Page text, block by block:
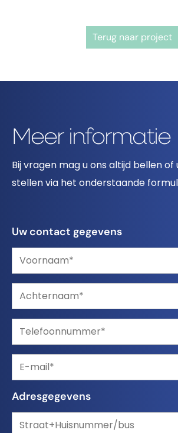
Terug naar project
Uw contact gegevens
Adresgegevens
Meer informatie
Bij vragen mag u ons altijd bellen of
stellen via het onderstaande